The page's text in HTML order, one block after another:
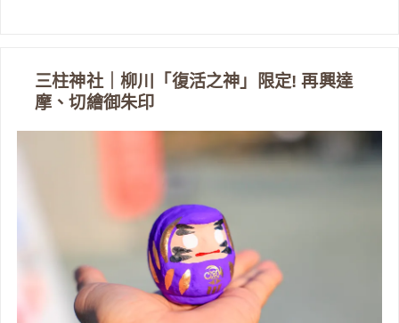
三柱神社｜柳川「復活之神」限定! 再興達
摩、切繪御朱印